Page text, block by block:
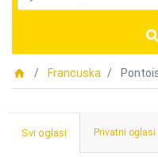
Francuska
Svi oglasi Privatni oglasi